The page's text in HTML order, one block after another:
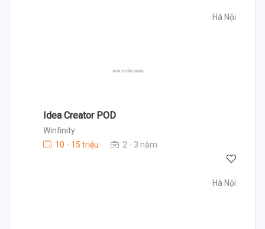
Hà Nội
Idea Creator POD
Winfinity
10 - 15 triệu
2 - 3 năm
Hà Nội